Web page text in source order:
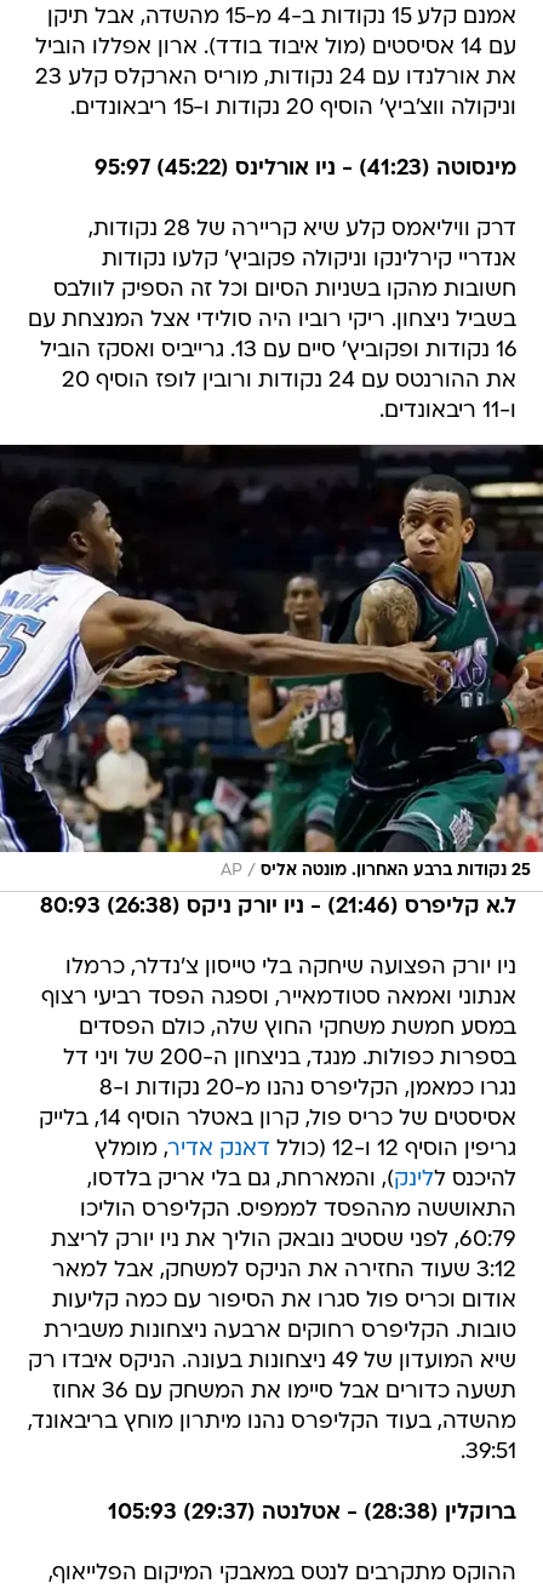
אמנם קלע 15 נקודות ב-4 מ-15 מהשדה, אבל תיקן
עם 14 אסיסטים (מול איבוד בודד). ארון אפללו הוביל
את אורלנדו עם 24 נקודות, מוריס הארקלס קלע 23
וניקולה ווצ'ביץ' הוסיף 20 נקודות ו-15 ריבאונדים.
מינסוטה (41:23) - ניו אורלינס (45:22) 95:97
דרק וויליאמס קלע שיא קריירה של 28 נקודות,
אנדריי קירלינקו וניקולה פקוביץ' קלעו נקודות
חשובות מהקו בשניות הסיום וכל זה הספיק לוולבס
בשביל ניצחון. ריקי רוביו היה סולידי אצל המנצחת עם
16 נקודות ופקוביץ' סיים עם 13. גרייביס ואסקז הוביל
את ההורנטס עם 24 נקודות ורובין לופז הוסיף 20
ו-11 ריבאונדים.
25 נקודות ברבע האחרון. מונטה אליס /
AP
ל.א קליפרס (21:46) - ניו יורק ניקס (26:38) 80:93
ניו יורק הפצועה שיחקה בלי טייסון צ'נדלר, כרמלו
אנתוני ואמאה סטודמאייר, וספגה הפסד רביעי רצוף
במסע חמשת משחקי החוץ שלה, כולם הפסדים
בספרות כפולות. מנגד, בניצחון ה-200 של ויני דל
נגרו כמאמן, הקליפרס נהנו מ-20 נקודות ו-8
אסיסטים של כריס פול, קרון באטלר הוסיף 14, בלייק
גריפין הוסיף 12 ו-12 (כולל
דאנק אדיר, מומלץ
להיכנס ללינק), והמארחת, גם בלי אריק בלדסו,
התאוששה מההפסד לממפיס. הקליפרס הוליכו
60:79, לפני שסטיב נובאק הוליך את ניו יורק לריצת
3:12 שעוד החזירה את הניקס למשחק, אבל למאר
אודום וכריס פול סגרו את הסיפור עם כמה קליעות
טובות. הקליפרס רחוקים ארבעה ניצחונות משבירת
שיא המועדון של 49 ניצחונות בעונה. הניקס איבדו רק
תשעה כדורים אבל סיימו את המשחק עם 36 אחוז
מהשדה, בעוד הקליפרס נהנו מיתרון מוחץ בריבאונד,
39:51.
ברוקלין (28:38) - אטלנטה (29:37) 105:93
ההוקס מתקרבים לנטס במאבקי המיקום הפלייאוף,